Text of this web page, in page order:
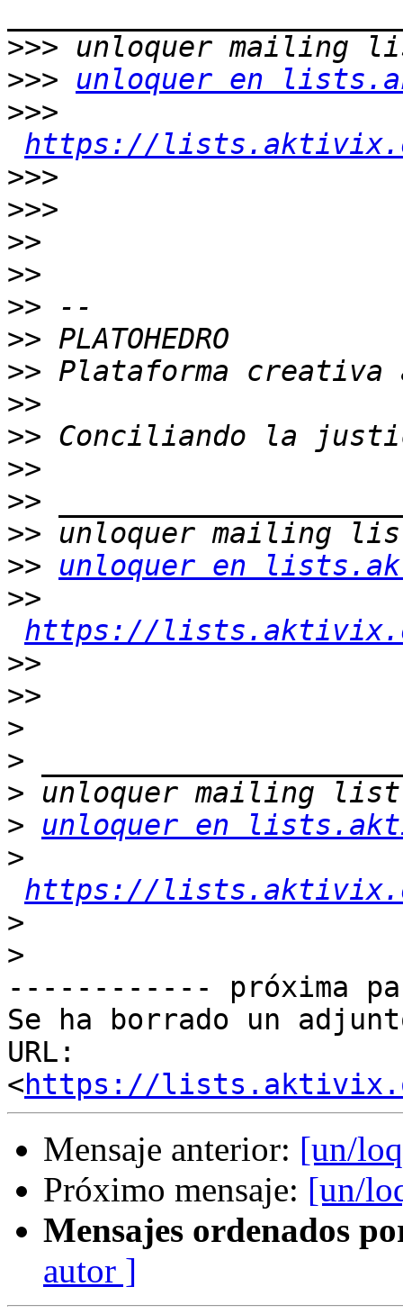
>>>
>>>
unloquer en
>>>
https://
>>>
>>>
>>
>>
>>
>>
>>
>>
>>
>>
>>
>>
>>
unloquer en
>>
https://
>>
>>
>
>
>
>
unloquer en
>
https://
>
>
------------ próxima
Se ha borrado un
URL:
<https://
Mensaje anterior: [un/
Próximo mensaje: [un/
Mensajes ordenados
autor ]